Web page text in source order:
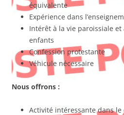
équivalente
Expérience dans
Intérêt à la vie paroissiale et
enfants
Confession protestante
Véhicule nécessaire
Nous offrons :
Activité intéressante dans